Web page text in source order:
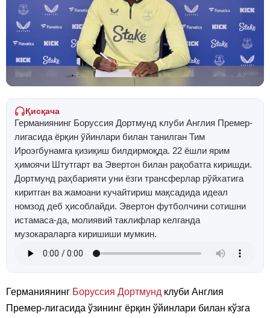
Қисқача
Германиянинг Боруссия Дортмунд клуби Англия Премер-
лигасида ёрқин ўйинлари билан танилган Тим
Ироэгбунамга қизиқиш билдирмоқда. 22 ёшли ярим
ҳимоячи Штутгарт ва Эвертон билан рақобатга киришди.
Дортмунд раҳбарияти уни ёзги трансферлар рўйхатига
киритган ва жамоани кучайтириш мақсадида идеал
номзод деб ҳисоблайди. Эвертон футболчини сотишни
истамаса-да, молиявий таклифлар келганда
музокараларга киришиши мумкин.
Германиянинг Боруссия Дортмунд клуби Англия
Премер-лигасида ўзининг ёрқин ўйинлари билан кўзга